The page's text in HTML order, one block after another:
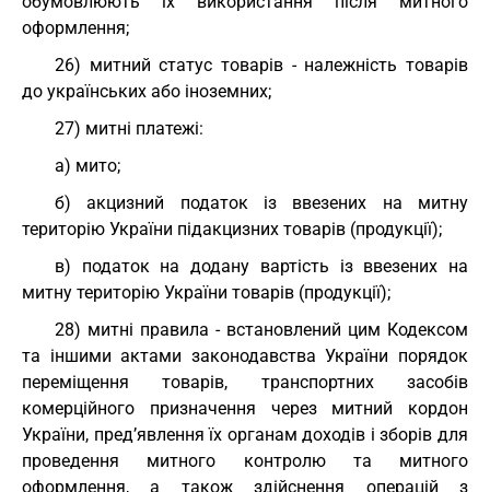
оформлення;
26) митний статус товарів - належність товарів
до українських або іноземних;
27) митні платежі:
а) мито;
б) акцизний податок із ввезених на митну
територію України підакцизних товарів (продукції);
в) податок на додану вартість із ввезених на
митну територію України товарів (продукції);
28) митні правила - встановлений цим Кодексом
та іншими актами законодавства України порядок
переміщення товарів, транспортних засобів
комерційного призначення через митний кордон
України, пред’явлення їх органам доходів і зборів для
проведення митного контролю та митного
оформлення, а також здійснення операцій з